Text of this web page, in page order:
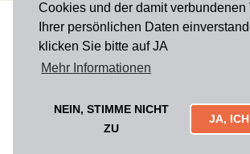
Cookies und der damit verbundenen
Ihrer persönlichen Daten
klicken Sie bitte auf JA
Mehr Informationen
NEIN, STIMME NICHT
ZU
JA,